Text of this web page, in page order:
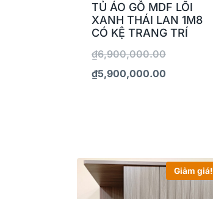
TỦ ÁO GỖ MDF LÕI
XANH THÁI LAN 1M8
CÓ KỆ TRANG TRÍ
₫6,900,000.00
₫5,900,000.00
Giảm giá!